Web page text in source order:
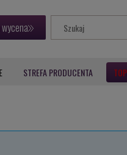
STREFA PRODUCENTA